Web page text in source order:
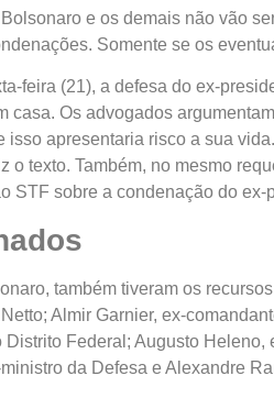
e os demais não vão
Somente se os
feira (21), a defesa do ex-
casa. Os advogados
isso apresentaria risco a sua
o texto. Também, no mesmo
STF sobre a condenação do ex-
também tiveram os
Almir Garnier, ex-
Distrito Federal; Augusto
da Defesa e Alexandre